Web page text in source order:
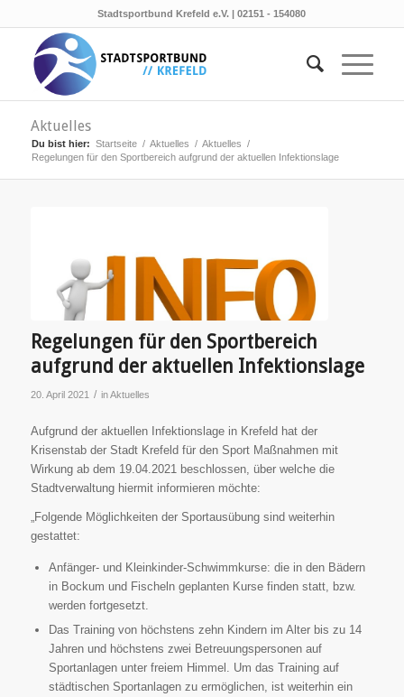
Stadtsportbund Krefeld e.V. | 02151 - 154080
Aktuelles
Du bist hier: Startseite / Aktuelles / Aktuelles /
Regelungen für den Sportbereich aufgrund der aktuellen Infektionslage
Regelungen für den Sportbereich
aufgrund der aktuellen Infektionslage
20. April 2021 / inAktuelles
Aufgrund der aktuellen Infektionslage in Krefeld hat der
Krisenstab der Stadt Krefeld für den Sport Maßnahmen mit
Wirkung ab dem 19.04.2021 beschlossen, über welche die
Stadtverwaltung hiermit informieren möchte:
„Folgende Möglichkeiten der Sportausübung sind weiterhin
gestattet:
Anfänger- und Kleinkinder-Schwimmkurse: die in den Bädern
in Bockum und Fischeln geplanten Kurse finden statt, bzw.
werden fortgesetzt.
Das Training von höchstens zehn Kindern im Alter bis zu 14
Jahren und höchstens zwei Betreuungspersonen auf
Sportanlagen unter freiem Himmel. Um das Training auf
städtischen Sportanlagen zu ermöglichen, ist weiterhin ein